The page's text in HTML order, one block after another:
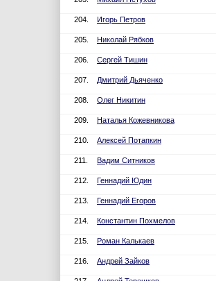
204. Игорь Петров
205. Николай Рябков
206. Сергей Тишин
207. Дмитрий Дьяченко
208. Олег Никитин
209. Наталья Кожевникова
210. Алексей Потапкин
211. Вадим Ситников
212. Геннадий Юдин
213. Геннадий Егоров
214. Константин Похмелов
215. Роман Калькаев
216. Андрей Зайков